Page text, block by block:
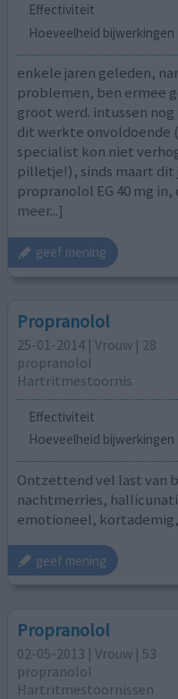
Effectiviteit
Hoeveelheid bijwerkingen
enkele jaren geleden,
problemen, ben ermee
groot werd. intussen
dit werkte onvoldoende
specialist kon niet
pilletje!), sinds maart dit
propranolol EG 40 mg
meer...]
geef mening
Propranolol
25-01-2014 | Vrouw | 28
propranolol
Hartritmestoornis
Effectiviteit
Hoeveelheid bijwerkingen
Ontzettend vel last van
nachtmerries,
emotioneel,
geef mening
Propranolol
02-05-2013 | Vrouw | 53
propranolol
Hartritmestoornissen